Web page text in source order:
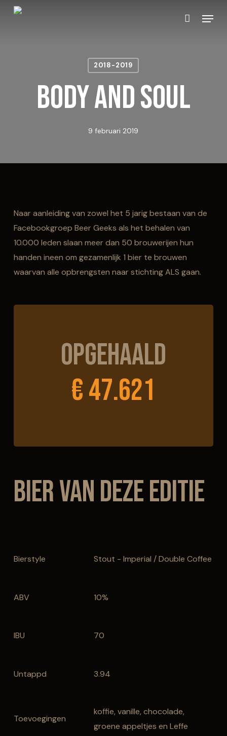
Skip
Menu
Close
2018-2019
Body and Soul
9 februari 2019
Naar aanleiding van zowel het 5 jarig bestaan van de
Facebookgroep Beer Geeks als het behalen van
10.000 leden slaan meer dan 50 brouwerijen hun
handen ineen om gezamenlijk 1 bier te brouwen
waarvan alle opbrengsten naar stichting ALS gaan.
Opgehaald
€ 47.621
Bier van deze editie
Bierstyle Stout - Imperial / Double Coffee
ABV 10%
IBU 70
Untappd 3.94
Toevoegingen
koffie, vanille, chocolade,
groene appeltjes en Leffe